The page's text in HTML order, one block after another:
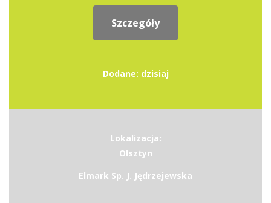
Szczegóły
Dodane: dzisiaj
Lokalizacja:
Olsztyn
Elmark Sp. J. Jędrzejewska